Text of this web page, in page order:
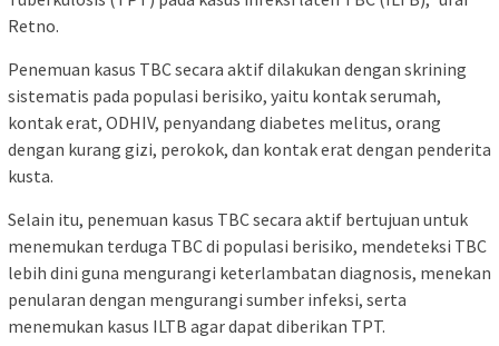
Retno.
Penemuan kasus TBC secara aktif dilakukan dengan skrining
sistematis pada populasi berisiko, yaitu kontak serumah,
kontak erat, ODHIV, penyandang diabetes melitus, orang
dengan kurang gizi, perokok, dan kontak erat dengan penderita
kusta.
Selain itu, penemuan kasus TBC secara aktif bertujuan untuk
menemukan terduga TBC di populasi berisiko, mendeteksi TBC
lebih dini guna mengurangi keterlambatan diagnosis, menekan
penularan dengan mengurangi sumber infeksi, serta
menemukan kasus ILTB agar dapat diberikan TPT.